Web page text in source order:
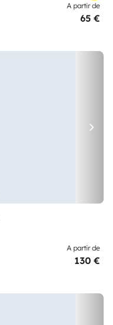
A partir de
65 €
A partir de
130 €